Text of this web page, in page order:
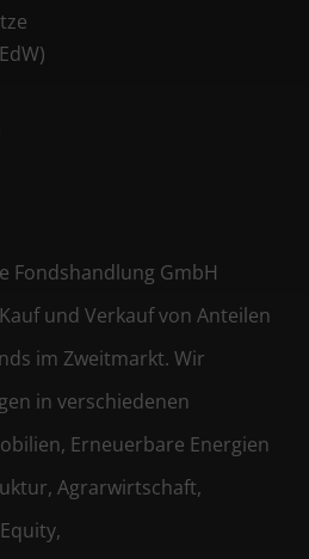
Fondshandlung GmbH
und Verkauf von Anteilen
im Zweitmarkt. Wir
in verschiedenen
Erneuerbare Energien
Agrarwirtschaft,